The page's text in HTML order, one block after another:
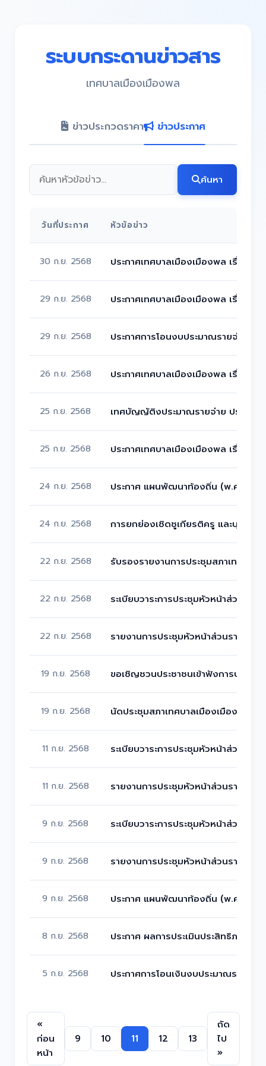
ระบบกระดานข่าวสาร
เทศบาลเมืองเมืองพล
ข่าวประกวดราคา ข่าวประกาศ
ค้นหา
วันที่ประกาศ หัวข้อข่าว
30 ก.ย. 2568 ประกาศเทศบาลเมืองเมืองพล เรื่อง
29 ก.ย. 2568 ประกาศเทศบาลเมืองเมืองพล เรื่อง
29 ก.ย. 2568 ประกาศการโอนงบประมาณรายจ่ายปร
26 ก.ย. 2568 ประกาศเทศบาลเมืองเมืองพล เรื่อง
25 ก.ย. 2568 เทศบัญญัติงประมาณรายจ่าย ประจำปิ๊
25 ก.ย. 2568 ประกาศเทศบาลเมืองเมืองพล เรื่อง
24 ก.ย. 2568 ประกาศ แผนพัฒนาท้องถิ่น (พ.ศ.
24 ก.ย. 2568 การยกย่องเชิดชูเกียรติครู และบุคลา
22 ก.ย. 2568 รับรองรายงานการประชุมสภาเทศบ
22 ก.ย. 2568 ระเบียบวาระการประชุมหัวหน้าส่วนรา
22 ก.ย. 2568 รายงานการประชุมหัวหน้าส่วนราชกา
19 ก.ย. 2568 ขอเชิญชวนประชาชนเข้าฟังการประชุ
19 ก.ย. 2568 นัดประชุมสภาเทศบาลเมืองเมืองพล
11 ก.ย. 2568 ระเบียบวาระการประชุมหัวหน้าส่วนร
11 ก.ย. 2568 รายงานการประชุมหัวหน้าส่วนราชกา
9 ก.ย. 2568 ระเบียบวาระการประชุมหัวหน้าส่วนรา
9 ก.ย. 2568 รายงานการประชุมหัวหน้าส่วนราชกา
9 ก.ย. 2568 ประกาศ แผนพัฒนาท้องถิ่น (พ.ศ.
8 ก.ย. 2568 ประกาศ ผลการประเมินประสิทธิภาพ
5 ก.ย. 2568 ประกาศการโอนเงินงบประมาณรายจ่
«
ก่อน
หน้า
9 10 11 12 13
ถัด
ไป
»